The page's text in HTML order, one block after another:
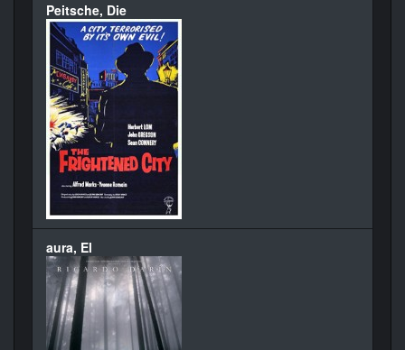
Peitsche, Die
aura, El